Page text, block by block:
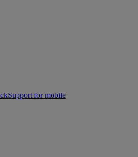
for mobile